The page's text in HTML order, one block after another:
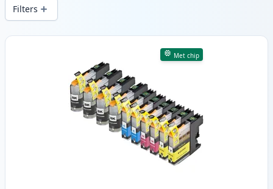
Filters
Producten
Met chip